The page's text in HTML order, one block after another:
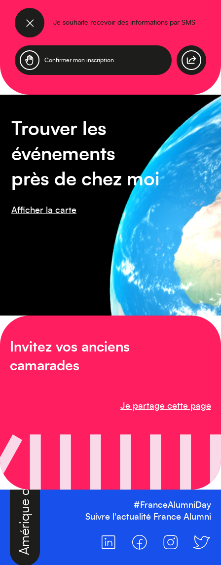
Je souhaite recevoir des informations par SMS
Trouver les
événements
près de chez moi
Afficher la carte
Invitez vos anciens
camarades
Je partage cette page
Amérique du Nord
Amérique du Sud
Caraïbes
Europe
#FranceAlumniDay
Suivre l'actualité France Alumni